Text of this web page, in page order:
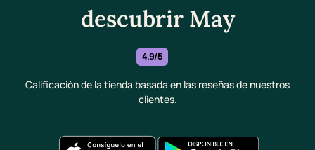
descubrir May
4.9/5
Calificación de la tienda basada en las reseñas de nuestros
clientes.